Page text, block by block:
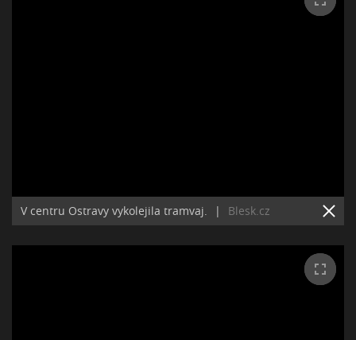
V centru Ostravy vykolejila tramvaj. | Blesk.cz